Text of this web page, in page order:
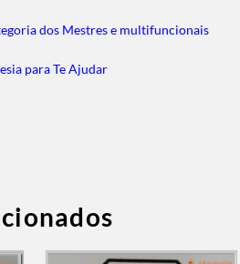
dos Mestres e multifuncionais
para Te Ajudar